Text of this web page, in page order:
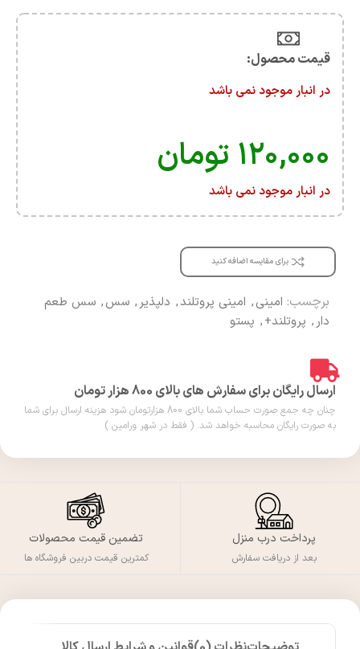
قیمت محصول:​
در انبار موجود نمی باشد
۱۲۰,۰۰۰ تومان
در انبار موجود نمی باشد
برای مقایسه اضافه کنید
برچسب: امینی, امینی پروتلند, دلپذیر, سس, سس طعم
دار, پروتلند+, پستو
ارسال رایگان برای سفارش های بالای 800 هزار تومان
چنان چه جمع صورت حساب شما بالای 800 هزارتومان شود هزینه ارسال برای شما
به صورت رایگان محاسبه خواهد شد. ( فقط در شهر ورامین )
پرداخت درب منزل
بعد از دریافت سفارش
تضمین قیمت محصولات
کمترین قیمت دربین فروشگاه ها